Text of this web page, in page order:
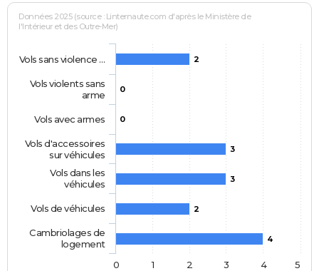
Données 2025 (source : Linternaute.com d'après le Ministère de
l'Intérieur et des Outre-Mer)
2
0
0
3
3
2
4
Vols sans violence …
Vols violents sans
arme
Vols avec armes
Vols d'accessoires
sur véhicules
Vols dans les
véhicules
Vols de véhicules
Cambriolages de
logement
0
1 2 3 4 5